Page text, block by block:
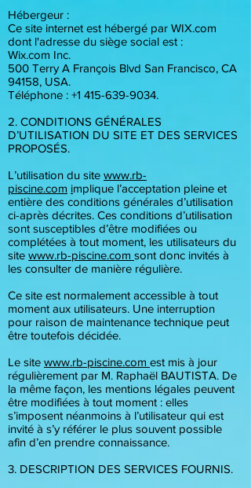
Hébergeur :
Ce site internet est hébergé par WIX.com
dont l'adresse du siège social est :
Wix.com Inc.
500 Terry A François Blvd San Francisco, CA
94158, USA.
Téléphone : +1 415-639-9034.
2. CONDITIONS GÉNÉRALES
D’UTILISATION DU SITE ET DES SERVICES
PROPOSÉS.
L’utilisation du site www.rb-
piscine.com implique l’acceptation pleine et
entière des conditions générales d’utilisation
ci-après décrites. Ces conditions d’utilisation
sont susceptibles d’être modifiées ou
complétées à tout moment, les utilisateurs du
site www.rb-piscine.com sont donc invités à
les consulter de manière régulière.
Ce site est normalement accessible à tout
moment aux utilisateurs. Une interruption
pour raison de maintenance technique peut
être toutefois décidée.
Le site www.rb-piscine.com est mis à jour
régulièrement par M. Raphaël BAUTISTA. De
la même façon, les mentions légales peuvent
être modifiées à tout moment : elles
s’imposent néanmoins à l’utilisateur qui est
invité à s’y référer le plus souvent possible
afin d’en prendre connaissance.
3. DESCRIPTION DES SERVICES FOURNIS.